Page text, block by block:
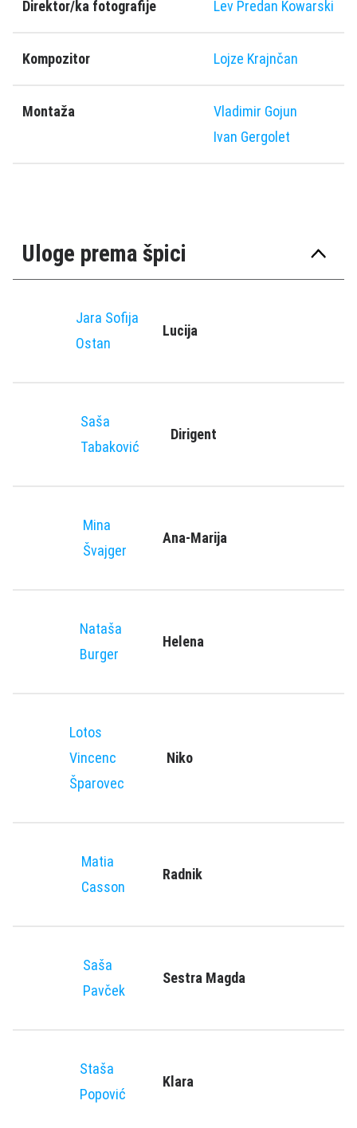
Direktor/ka fotografije Lev Predan Kowarski
Kompozitor Lojze Krajnčan
Montaža
Vladimir Gojun
Ivan Gergolet
Uloge prema špici
Jara Sofija
Ostan
Lucija
Saša
Tabaković
Dirigent
Mina
Švajger
Ana-Marija
Nataša
Burger
Helena
Lotos
Vincenc
Šparovec
Niko
Matia
Casson
Radnik
Saša
Pavček
Sestra Magda
Staša
Popović
Klara